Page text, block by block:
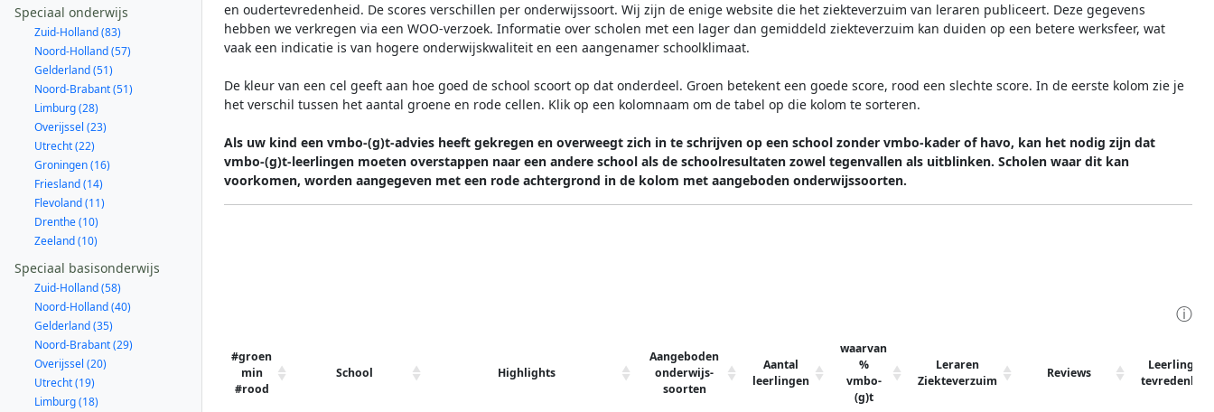
Speciaal onderwijs
Zuid-Holland (83)
Noord-Holland (57)
Gelderland (51)
Noord-Brabant (51)
Limburg (28)
Overijssel (23)
Utrecht (22)
Groningen (16)
Friesland (14)
Flevoland (11)
Drenthe (10)
Zeeland (10)
Speciaal basisonderwijs
Zuid-Holland (58)
Noord-Holland (40)
Gelderland (35)
Noord-Brabant (29)
Overijssel (20)
Utrecht (19)
Limburg (18)
en oudertevredenheid. De scores verschillen per onderwijssoort. Wij zijn de enige website die het ziekteverzuim van leraren publiceert. Deze gegevens
hebben we verkregen via een WOO-verzoek. Informatie over scholen met een lager dan gemiddeld ziekteverzuim kan duiden op een betere werksfeer, wat
vaak een indicatie is van hogere onderwijskwaliteit en een aangenamer schoolklimaat.
De kleur van een cel geeft aan hoe goed de school scoort op dat onderdeel. Groen betekent een goede score, rood een slechte score. In de eerste kolom zie je
het verschil tussen het aantal groene en rode cellen. Klik op een kolomnaam om de tabel op die kolom te sorteren.
Als uw kind een vmbo-(g)t-advies heeft gekregen en overweegt zich in te schrijven op een school zonder vmbo-kader of havo, kan het nodig zijn dat
vmbo-(g)t-leerlingen moeten overstappen naar een andere school als de schoolresultaten zowel tegenvallen als uitblinken. Scholen waar dit kan
voorkomen, worden aangegeven met een rode achtergrond in de kolom met aangeboden onderwijssoorten.
ⓘ
#groen
min
#rood
School Highlights
Aangeboden
onderwijs-
soorten
Aantal
leerlingen
waarvan
%
vmbo-
(g)t
Leraren
Ziekteverzuim
Reviews
Leerlingen
tevredenheid